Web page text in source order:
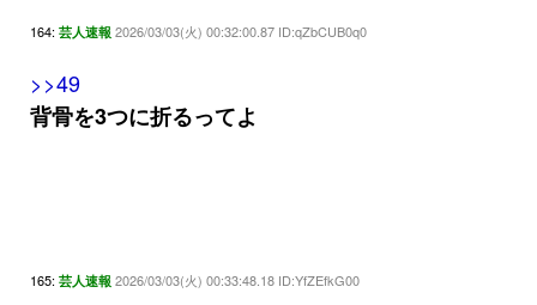
164: 芸人速報 2026/03/03(火) 00:32:00.87 ID:qZbCUB0q0
>>49
背骨を3つに折るってよ
165: 芸人速報 2026/03/03(火) 00:33:48.18 ID:YfZEfkG00